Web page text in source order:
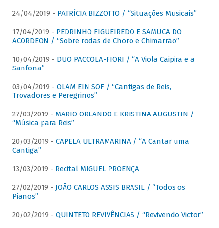
24/04/2019 - PATRÍCIA BIZZOTTO / “Situações Musicais”
17/04/2019 - PEDRINHO FIGUEIREDO E SAMUCA DO
ACORDEON / “Sobre rodas de Choro e Chimarrão”
10/04/2019 - DUO PACCOLA-FIORI / “A Viola Caipira e a
Sanfona”
03/04/2019 - OLAM EIN SOF / “Cantigas de Reis,
Trovadores e Peregrinos”
27/03/2019 - MARIO ORLANDO E KRISTINA AUGUSTIN /
“Música para Reis”
20/03/2019 - CAPELA ULTRAMARINA / “A Cantar uma
Cantiga”
13/03/2019 - Recital MIGUEL PROENÇA
27/02/2019 - JOÃO CARLOS ASSIS BRASIL / “Todos os
Pianos”
20/02/2019 - QUINTETO REVIVÊNCIAS / “Revivendo Victor”